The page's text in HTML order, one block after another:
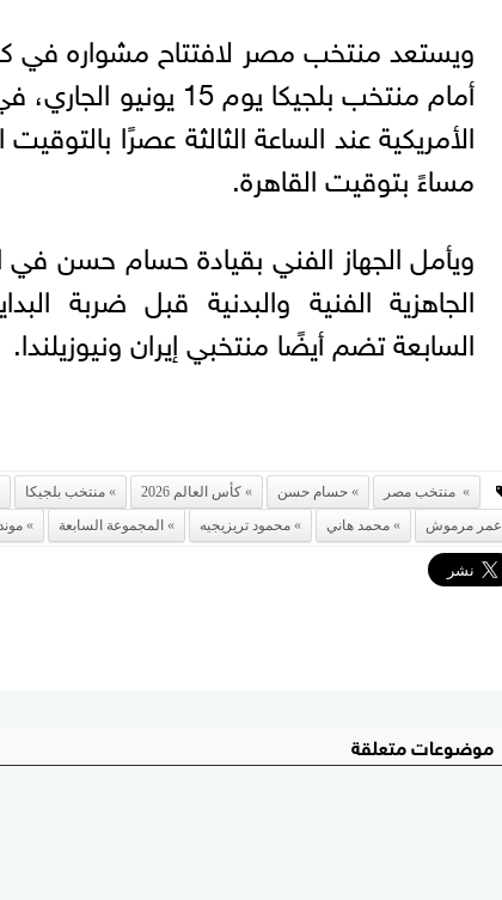
ويستعد منتخب مصر لافتتاح مشواره في
أمام منتخب بلجيكا يوم
الأمريكية عند الساعة الثالثة عصرًا
مساءً بتوقيت القاهرة.
ويأمل الجهاز الفني بقيادة حسام حسن
الجاهزية الفنية والبدنية قبل ضربة
السابعة تضم أيضًا منتخبي إيران ونيوزيلندا.
منتخب مصر حسام حسن كأس العالم 2026 منتخب بلجيكا
عمر مرموش
محمد هاني محمود تريزيجيه المجموعة السابعة
موضوعات متعلقة